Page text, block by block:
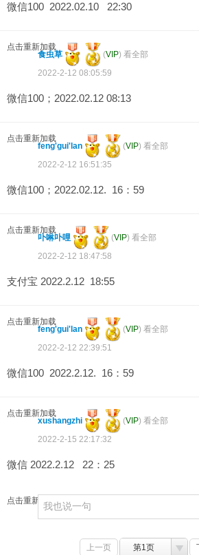
微信100 2022.02.10 22:30
点击重新加载
食虫草 (VIP) 看全部
2022-2-12 08:05:59
微信100；2022.02.12 08:13
点击重新加载
feng'gui'lan (VIP) 看全部
2022-2-12 16:51:35
微信100；2022.02.12. 16：59
点击重新加载
卟啉卟哩 (VIP) 看全部
2022-2-12 18:47:58
支付宝 2022.2.12 18:55
点击重新加载
feng'gui'lan (VIP) 看全部
2022-2-12 22:39:51
微信100 2022.2.12. 16：59
点击重新加载
xushangzhi (VIP) 看全部
2022-2-15 22:17:32
微信 2022.2.12 22：25
点击重新加载
上一页 第1页